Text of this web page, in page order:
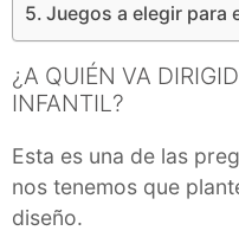
Juegos a elegir para
¿A QUIÉN VA
INFANTIL?
Esta es una de las
nos tenemos que
diseño.